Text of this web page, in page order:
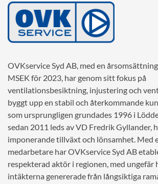
OVKservice Syd AB, med en
MSEK för 2023, har genom sitt fokus på
ventilationsbesiktning, injustering och
byggt upp en stabil och återkommande
som ursprungligen grundades 1996 i
sedan 2011 leds av VD Fredrik Gyllander,
imponerande tillväxt och lönsamhet. Med
medarbetare har OVKservice Syd AB
respekterad aktör i regionen, med ungefär
intäkterna genererade från långsiktiga